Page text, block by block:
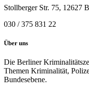
Stollberger Str. 75, 12627
030 / 375 831 22
Über uns
Die Berliner
Themen Kriminalität,
Bundesebene.